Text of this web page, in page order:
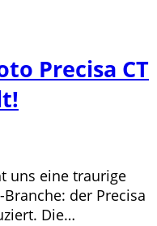
Precisa CT
uns eine traurige
der Precisa
Die…